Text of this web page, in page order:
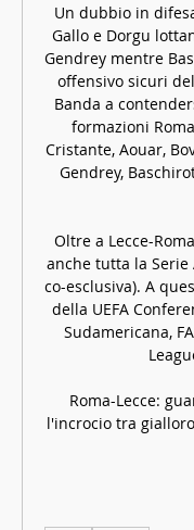
Un dubbio in
Gallo e Dorgu
Gendrey mentre
offensivo sicuri
Banda a
formazioni
Cristante, Aouar,
Gendrey,
Oltre a Lecce-
anche tutta la
co-esclusiva). A
della UEFA
Sudamericana,
Roma-Lecce:
l'incrocio tra